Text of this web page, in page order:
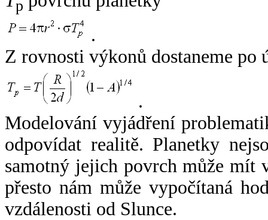
p
.
Z rovnosti výkonů dostaneme po
.
Modelování vyjádření
odpovídat realitě. Planetky
samotný jejich povrch může mít
přesto nám může vypočítaná
vzdálenosti od Slunce.